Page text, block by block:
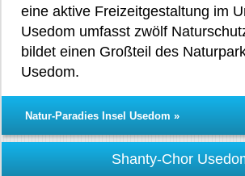
eine aktive Freizeitgestaltung im
Usedom umfasst zwölf
bildet einen Großteil des
Usedom.
Natur-Paradies Insel Usedom »
Shanty-Chor